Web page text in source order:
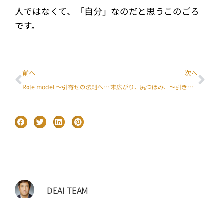
人ではなくて、「自分」なのだと思うこのごろ
です。
前へ
Role model ～引寄せの法則への挑戦～ – Jay Deai ブログ –
次へ
末広がり、尻つぼみ、〜引き寄せの法則への挑戦〜 – Jay Deai ブログ –
DEAI TEAM